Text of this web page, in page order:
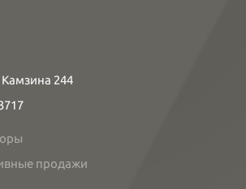
Камзина 244
продажи